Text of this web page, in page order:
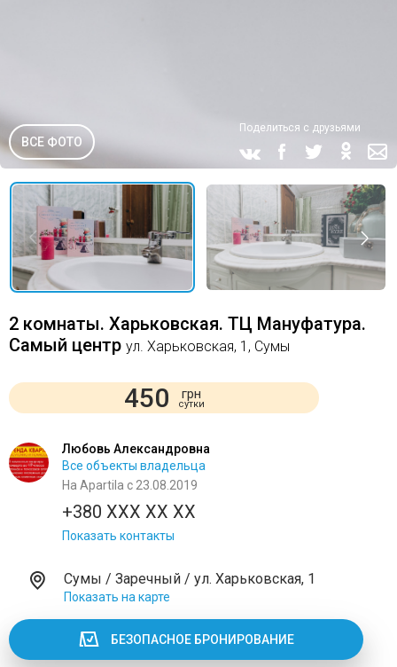
ВСЕ ФОТО
Поделиться с друзьями
2 комнаты. Харьковская. ТЦ Мануфатура.
Самый центр ул. Харьковская, 1, Сумы
450 грн
сутки
Любовь Александровна
Все объекты владельца
На Apartila с 23.08.2019
+380 XXX XX XX
Показать контакты
Сумы / Заречный / ул. Харьковская, 1
Показать на карте
БЕЗОПАСНОЕ БРОНИРОВАНИЕ